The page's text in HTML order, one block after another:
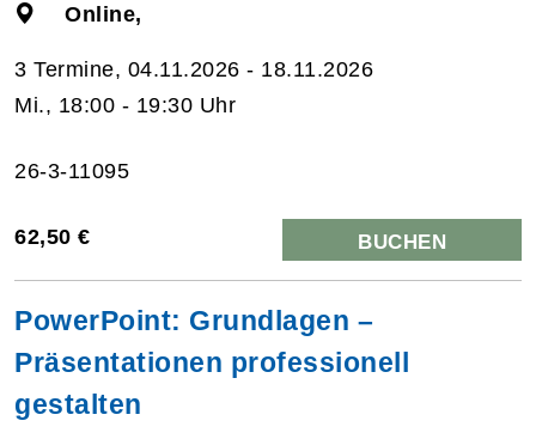
Online,
3 Termine, 04.11.2026 - 18.11.2026
Mi., 18:00 - 19:30 Uhr
26-3-11095
62,50 € BUCHEN
PowerPoint: Grundlagen –
Präsentationen professionell
gestalten